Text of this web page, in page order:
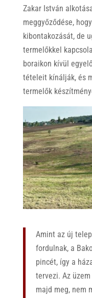
Zakar István
meggyőződése,
kibontakozását, de
termelőkkel
boraikon kívül
tételeit kínálják, és
termelők
Amint az új
fordulnak, a
pincét, így a
tervezi. Az
majd meg, nem